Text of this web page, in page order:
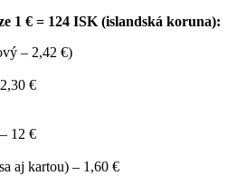
1 € = 124 ISK (islandská koruna):
– 2,42 €)
€
12 €
aj kartou) – 1,60 €